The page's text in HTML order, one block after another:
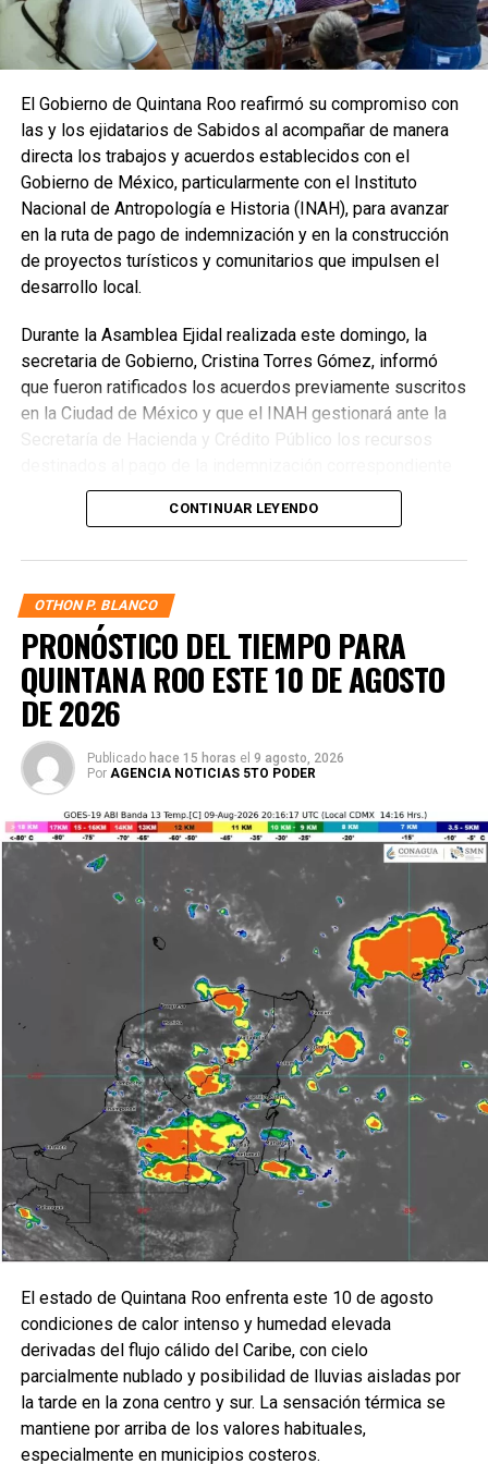
El Gobierno de Quintana Roo reafirmó su compromiso con
las y los ejidatarios de Sabidos al acompañar de manera
directa los trabajos y acuerdos establecidos con el
Gobierno de México, particularmente con el Instituto
Nacional de Antropología e Historia (INAH), para avanzar
en la ruta de pago de indemnización y en la construcción
de proyectos turísticos y comunitarios que impulsen el
desarrollo local.
Durante la Asamblea Ejidal realizada este domingo, la
secretaria de Gobierno, Cristina Torres Gómez, informó
que fueron ratificados los acuerdos previamente suscritos
en la Ciudad de México y que el INAH gestionará ante la
Secretaría de Hacienda y Crédito Público los recursos
por las hectáreas del Ejido Sabidos. Explicó que el Ejido
integrará la documentación necesaria para formalizar la
Cristina Torres destacó que la instrucción de la
gobernadora Mara Lezama Espinosa es mantener un
gobierno cercano, que escuche y acompañe hasta
encontrar soluciones, por lo que se continuará trabajando
de manera coordinada con dependencias federales y
estatales. Durante la reunión se aclararon dudas sobre
procedimientos y requisitos para la gestión de recursos
públicos, enfatizando la importancia del sustento
documental en cada trámite.
Como parte de los acuerdos, la Secretaría de Turismo
implementará cursos de capacitación y elaborará un
proyecto turístico integral para el Ejido Sabidos, con el
objetivo de generar alternativas de bienestar y desarrollo.
proyectos de venta de alimentos y artesanías dentro de la
zona arqueológica de Kohunlich, además de otras
iniciativas comunitarias que serán evaluadas conforme a la
normatividad vigente.
CONTINUAR LEYENDO
OTHON P. BLANCO
PRONÓSTICO DEL TIEMPO PARA
QUINTANA ROO ESTE 10 DE AGOSTO
DE 2026
Publicado hace 15 horas el 9 agosto, 2026
Por AGENCIA NOTICIAS 5TO PODER
El estado de Quintana Roo enfrenta este 10 de agosto
condiciones de calor intenso y humedad elevada
derivadas del flujo cálido del Caribe, con cielo
parcialmente nublado y posibilidad de lluvias aisladas por
la tarde en la zona centro y sur. La sensación térmica se
mantiene por arriba de los valores habituales,
especialmente en municipios costeros.